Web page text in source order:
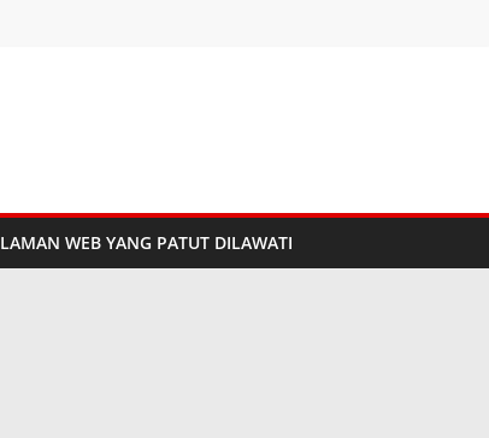
LAMAN WEB YANG PATUT DILAWATI